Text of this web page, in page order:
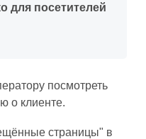
для посетителей
посмотреть
о клиенте.
страницы" в